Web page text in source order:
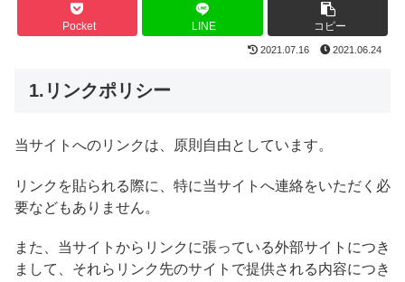
Pocket LINE コピー
2021.07.16 2021.06.24
1.リンクポリシー
当サイトへのリンクは、原則自由としています。
リンクを貼られる際に、特に当サイトへ連絡をいただく必
要などもありません。
また、当サイトからリンクに張っている外部サイトにつき
まして、それらリンク先のサイトで提供される内容につき